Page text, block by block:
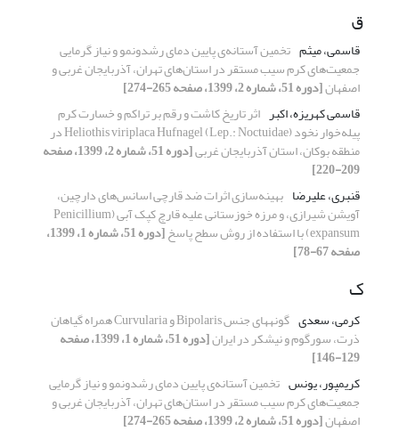
ق
قاسمی، میثم تخمین آستانه‌ی پایین دمای رشدونمو و نیاز گرمایی
جمعیت‌های کرم سیب مستقر در استان‌های تهران، آذربایجان غربی و
اصفهان[دوره 51، شماره 2، 1399، صفحه 265-274]
قاسمی کهریزه، اکبر اثر تاریخ کاشت و رقم بر تراکم و خسارت کرم‌
پیله‌خوار نخود Heliothis viriplaca Hufnagel (Lep.: Noctuidae) در
منطقه بوکان، استان آذربایجان غربی [دوره 51، شماره 2، 1399، صفحه
209-220]
قنبری، علیرضا بهینه‌سازی اثرات ضد قارچی اسانس‌های دارچین،
آویشن شیرازی، و مرزه خوزستانی علیه قارچ کپک آبی (Penicillium
expansum) با استفاده از روش سطح پاسخ [دوره 51، شماره 1، 1399،
صفحه 67-78]
ک
کرمی، سعدی گونه‎های جنس Bipolaris و Curvularia همراه گیاهان
ذرت، سورگوم و نیشکر در ایران [دوره 51، شماره 1، 1399، صفحه
129-146]
کریمپور، یونس تخمین آستانه‌ی پایین دمای رشدونمو و نیاز گرمایی
جمعیت‌های کرم سیب مستقر در استان‌های تهران، آذربایجان غربی و
اصفهان[دوره 51، شماره 2، 1399، صفحه 265-274]